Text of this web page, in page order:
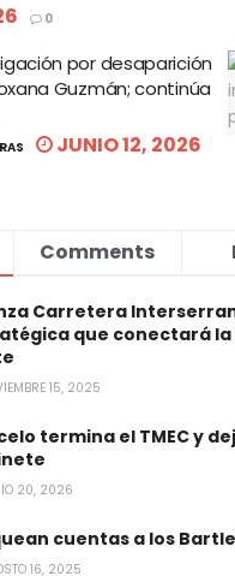
0
por desaparición
Guzmán; continúa
JUNIO 12, 2026
Comments
Carretera
que conectará la
15, 2025
termina el TMEC y
20, 2026
cuentas a los
16, 2025